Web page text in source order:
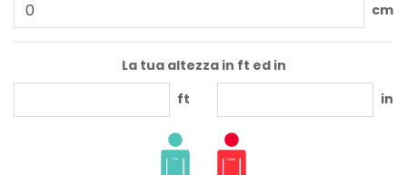
cm
La tua altezza in ft ed in
ft
in